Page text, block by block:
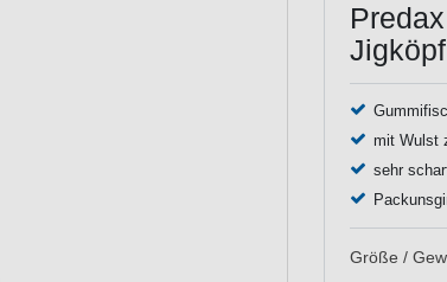
mit Wulst
sehr
Größe /